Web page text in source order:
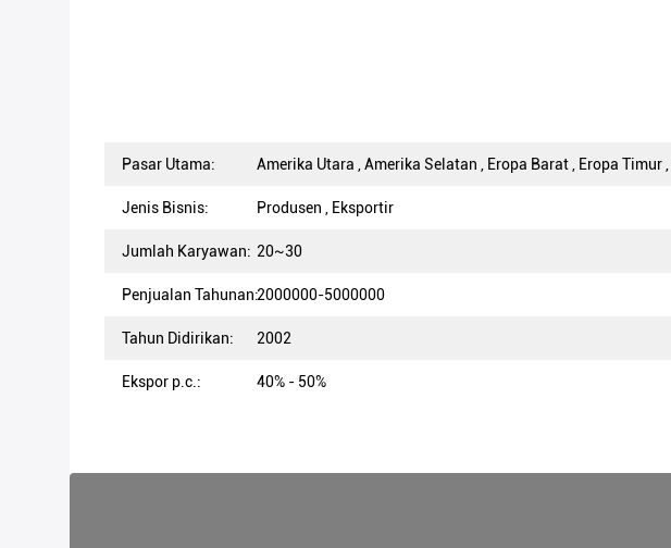
Pasar Utama: Amerika Utara , Amerika Selatan , Eropa Barat , Eropa
Jenis Bisnis: Produsen , Eksportir
Jumlah Karyawan: 20~30
Penjualan Tahunan:2000000-5000000
Tahun Didirikan: 2002
Ekspor p.c.: 40% - 50%